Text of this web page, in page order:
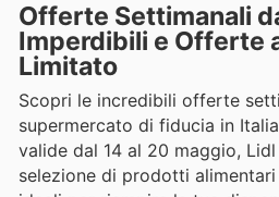
Offerte Settimanali
Imperdibili e Offerte
Limitato
Scopri le incredibili offerte
supermercato di fiducia in
valide dal 14 al 20 maggio,
selezione di prodotti